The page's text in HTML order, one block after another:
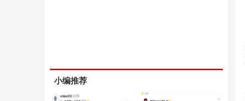
小编推荐